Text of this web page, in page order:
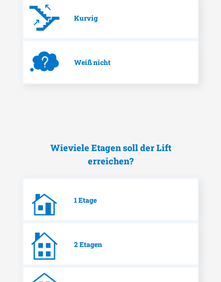
Kurvig
Weiß nicht
Wieviele Etagen soll der Lift
erreichen?
1 Etage
2 Etagen